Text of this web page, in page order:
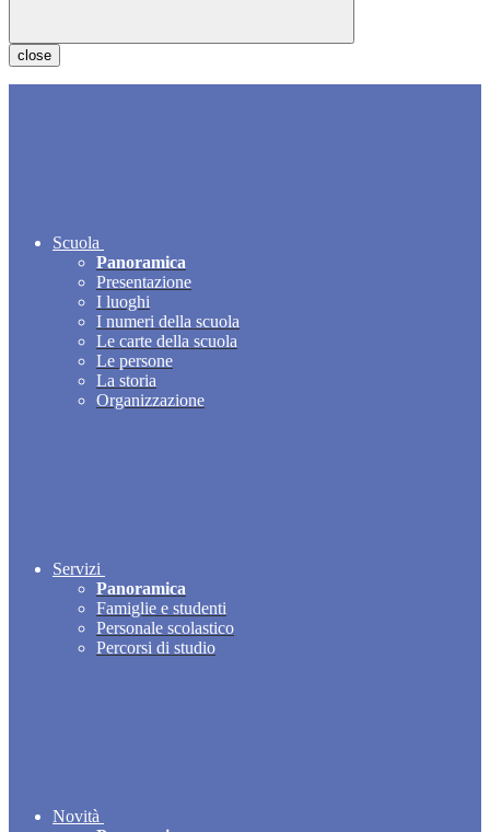
close
Scuola
Panoramica
Presentazione
I luoghi
I numeri della scuola
Le carte della scuola
Le persone
La storia
Organizzazione
Servizi
Panoramica
Famiglie e studenti
Personale scolastico
Percorsi di studio
Novità